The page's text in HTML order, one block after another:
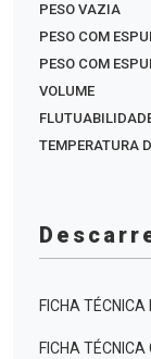
PESO VAZIA
PESO COM
PESO COM
VOLUME
TEMPERATURA
FICHA TÉCNICA
FICHA